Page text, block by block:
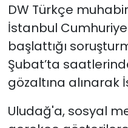
DW Türkçe
İstanbul Cumhuriyet
başlattığı
Şubat’ta
gözaltına alınarak
Uludağ'a, sosyal